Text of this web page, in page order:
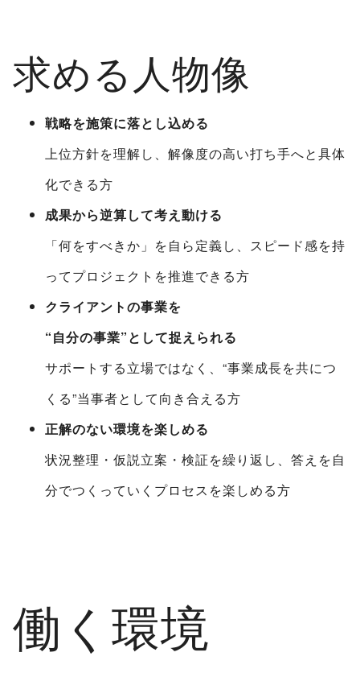
求める人物像
戦略を施策に落とし込める
上位方針を理解し、解像度の高い打ち手へと具体
化できる方
成果から逆算して考え動ける
「何をすべきか」を自ら定義し、スピード感を持
ってプロジェクトを推進できる方
クライアントの事業を
“自分の事業”として捉えられる
サポートする立場ではなく、“事業成長を共につ
くる”当事者として向き合える方
正解のない環境を楽しめる
状況整理・仮説立案・検証を繰り返し、答えを自
分でつくっていくプロセスを楽しめる方
働く環境